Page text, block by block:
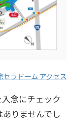
セラドーム アクセス
念にチェック
りませんでし